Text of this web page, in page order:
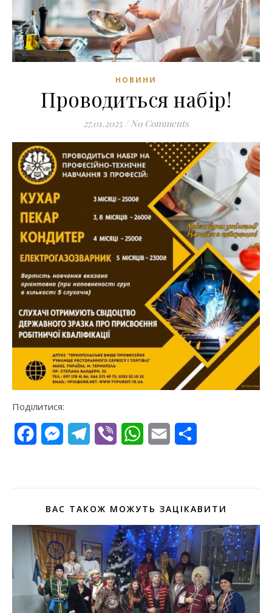
НОВИНИ
Проводиться набір!
27.01.2025 / No Comments
Поділитися:
FacebookMessengerTelegram
Viber WhatsApp
Email
ВАС ТАКОЖ МОЖУТЬ ЗАЦІКАВИТИ